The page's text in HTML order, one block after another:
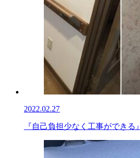
2022.02.27
『自己負担少なく工事ができる』